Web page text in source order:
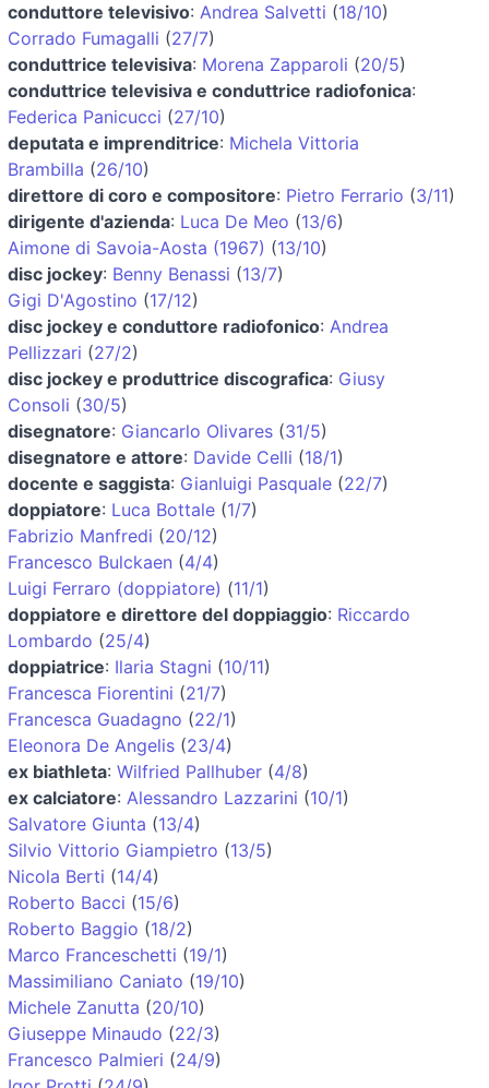
conduttore televisivo: Andrea Salvetti (18/10)
Corrado Fumagalli (27/7)
conduttrice televisiva: Morena Zapparoli (20/5)
conduttrice televisiva e conduttrice radiofonica:
Federica Panicucci (27/10)
deputata e imprenditrice: Michela Vittoria
Brambilla (26/10)
direttore di coro e compositore: Pietro Ferrario (3/11)
dirigente d'azienda: Luca De Meo (13/6)
Aimone di Savoia-Aosta (1967) (13/10)
disc jockey: Benny Benassi (13/7)
Gigi D'Agostino (17/12)
disc jockey e conduttore radiofonico: Andrea
Pellizzari (27/2)
disc jockey e produttrice discografica: Giusy
Consoli (30/5)
disegnatore: Giancarlo Olivares (31/5)
disegnatore e attore: Davide Celli (18/1)
docente e saggista: Gianluigi Pasquale (22/7)
doppiatore: Luca Bottale (1/7)
Fabrizio Manfredi (20/12)
Francesco Bulckaen (4/4)
Luigi Ferraro (doppiatore) (11/1)
doppiatore e direttore del doppiaggio: Riccardo
Lombardo (25/4)
doppiatrice: Ilaria Stagni (10/11)
Francesca Fiorentini (21/7)
Francesca Guadagno (22/1)
Eleonora De Angelis (23/4)
ex biathleta: Wilfried Pallhuber (4/8)
ex calciatore: Alessandro Lazzarini (10/1)
Salvatore Giunta (13/4)
Silvio Vittorio Giampietro (13/5)
Nicola Berti (14/4)
Roberto Bacci (15/6)
Roberto Baggio (18/2)
Marco Franceschetti (19/1)
Massimiliano Caniato (19/10)
Michele Zanutta (20/10)
Giuseppe Minaudo (22/3)
Francesco Palmieri (24/9)